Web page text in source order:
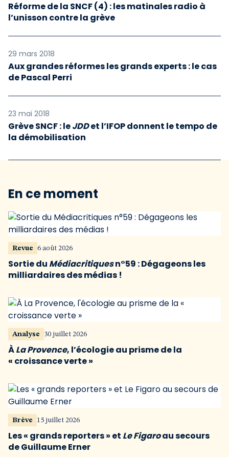
Réforme de la SNCF (4) : les matinales radio à
l’unisson contre la grève
29 mars 2018
Aux grandes réformes les grands experts : le cas
de Pascal Perri
23 mai 2018
Grève SNCF : leJDDet l’IFOP donnent le tempo de
la démobilisation
En ce moment
Revue 6 août 2026
Sortie du Médiacritiquesn°59 : Dégageons les
milliardaires des médias !
Analyse 30 juillet 2026
ÀLa Provence, l’écologie au prisme de la
« croissance verte »
Brève 15 juillet 2026
Les « grands reporters » et Le Figaroau secours
de Guillaume Erner